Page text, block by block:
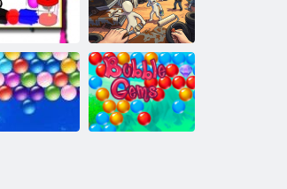
Kamión
omaľovánky
Farebná
schovávačka:
Nájdi ma